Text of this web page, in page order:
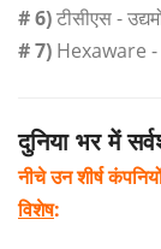
# 6)टीसीएस -
# 7) Hexaware -
दुनिया भर में
नीचे उन शीर्ष
विशेष: